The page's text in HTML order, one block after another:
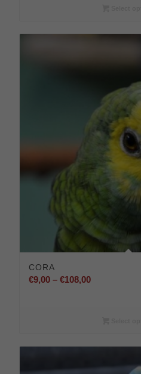
CORA
€9,00 –€108,00Preisspanne: